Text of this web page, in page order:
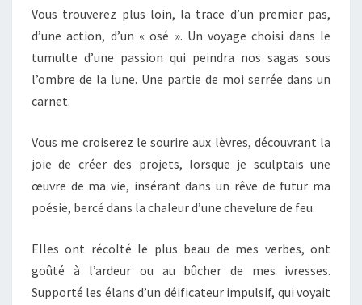
Vous trouverez plus loin, la trace d’un premier pas,
d’une action, d’un « osé ». Un voyage choisi dans le
tumulte d’une passion qui peindra nos sagas sous
l’ombre de la lune. Une partie de moi serrée dans un
carnet.
Vous me croiserez le sourire aux lèvres, découvrant la
joie de créer des projets, lorsque je sculptais une
œuvre de ma vie, insérant dans un rêve de futur ma
poésie, bercé dans la chaleur d’une chevelure de feu.
Elles ont récolté le plus beau de mes verbes, ont
goûté à l’ardeur ou au bûcher de mes ivresses.
Supporté les élans d’un déificateur impulsif, qui voyait